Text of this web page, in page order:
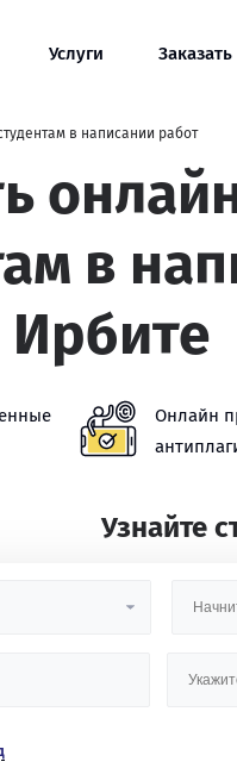
Услуги Заказать
в написании работ
в
Ирбите
Онлайн
Узнайте